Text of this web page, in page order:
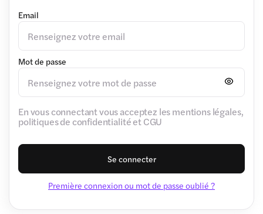
Email
Mot de passe
En vous connectant vous acceptez les mentions légales,
politiques de confidentialité et CGU
Se connecter
Première connexion ou mot de passe oublié ?